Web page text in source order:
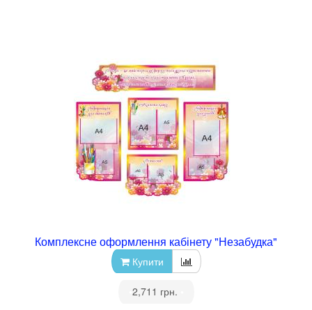
Комплексне оформлення кабінету "Незабудка"
Купити
2,711 грн.